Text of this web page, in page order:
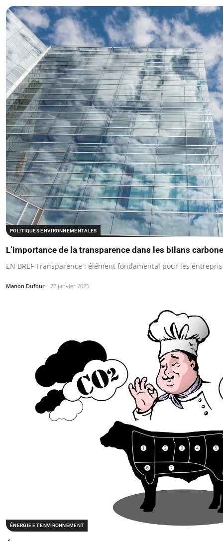
POLITIQUES ENVIRONNEMENTALES
L’importance de la transparence dans les bilans carbone
EN BREF Transparence : élément fondamental pour les
Manon Dufour 27 janvier 2025
ÉNERGIE ET ENVIRONNEMENT